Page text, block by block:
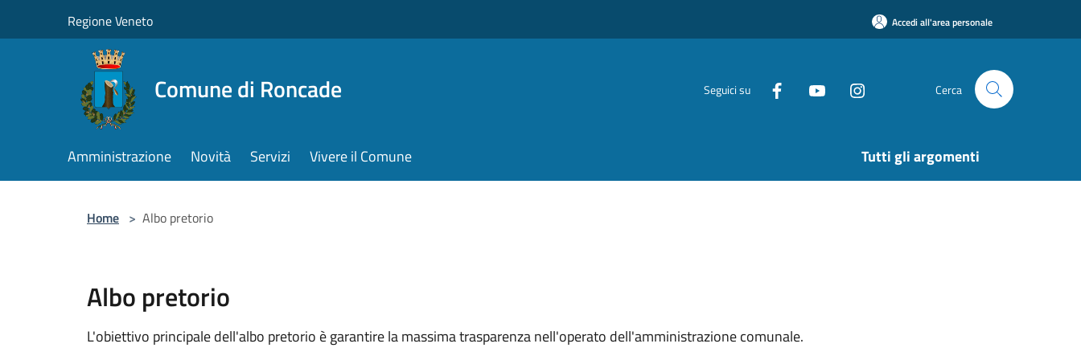
Regione Veneto Accedi all'area personale
Comune di Roncade Seguici su Cerca
Amministrazione Novità Servizi Vivere il Comune Tutti gli argomenti
Home > Albo pretorio
Albo pretorio
L'obiettivo principale dell'albo pretorio è garantire la massima trasparenza nell'operato dell'amministrazione comunale.